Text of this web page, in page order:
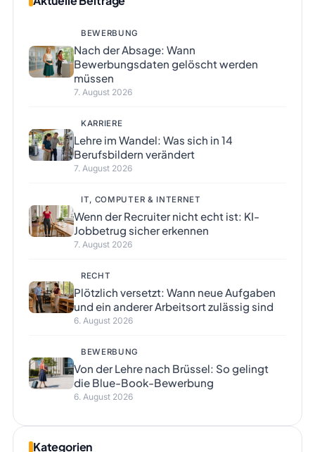
BEWERBUNG
Nach der Absage: Wann
Bewerbungsdaten gelöscht werden
müssen
7. August 2026
KARRIERE
Lehre im Wandel: Was sich in 14
Berufsbildern verändert
7. August 2026
IT, COMPUTER & INTERNET
Wenn der Recruiter nicht echt ist: KI-
Jobbetrug sicher erkennen
7. August 2026
RECHT
Plötzlich versetzt: Wann neue Aufgaben
und ein anderer Arbeitsort zulässig sind
6. August 2026
BEWERBUNG
Von der Lehre nach Brüssel: So gelingt
die Blue-Book-Bewerbung
6. August 2026
Kategorien